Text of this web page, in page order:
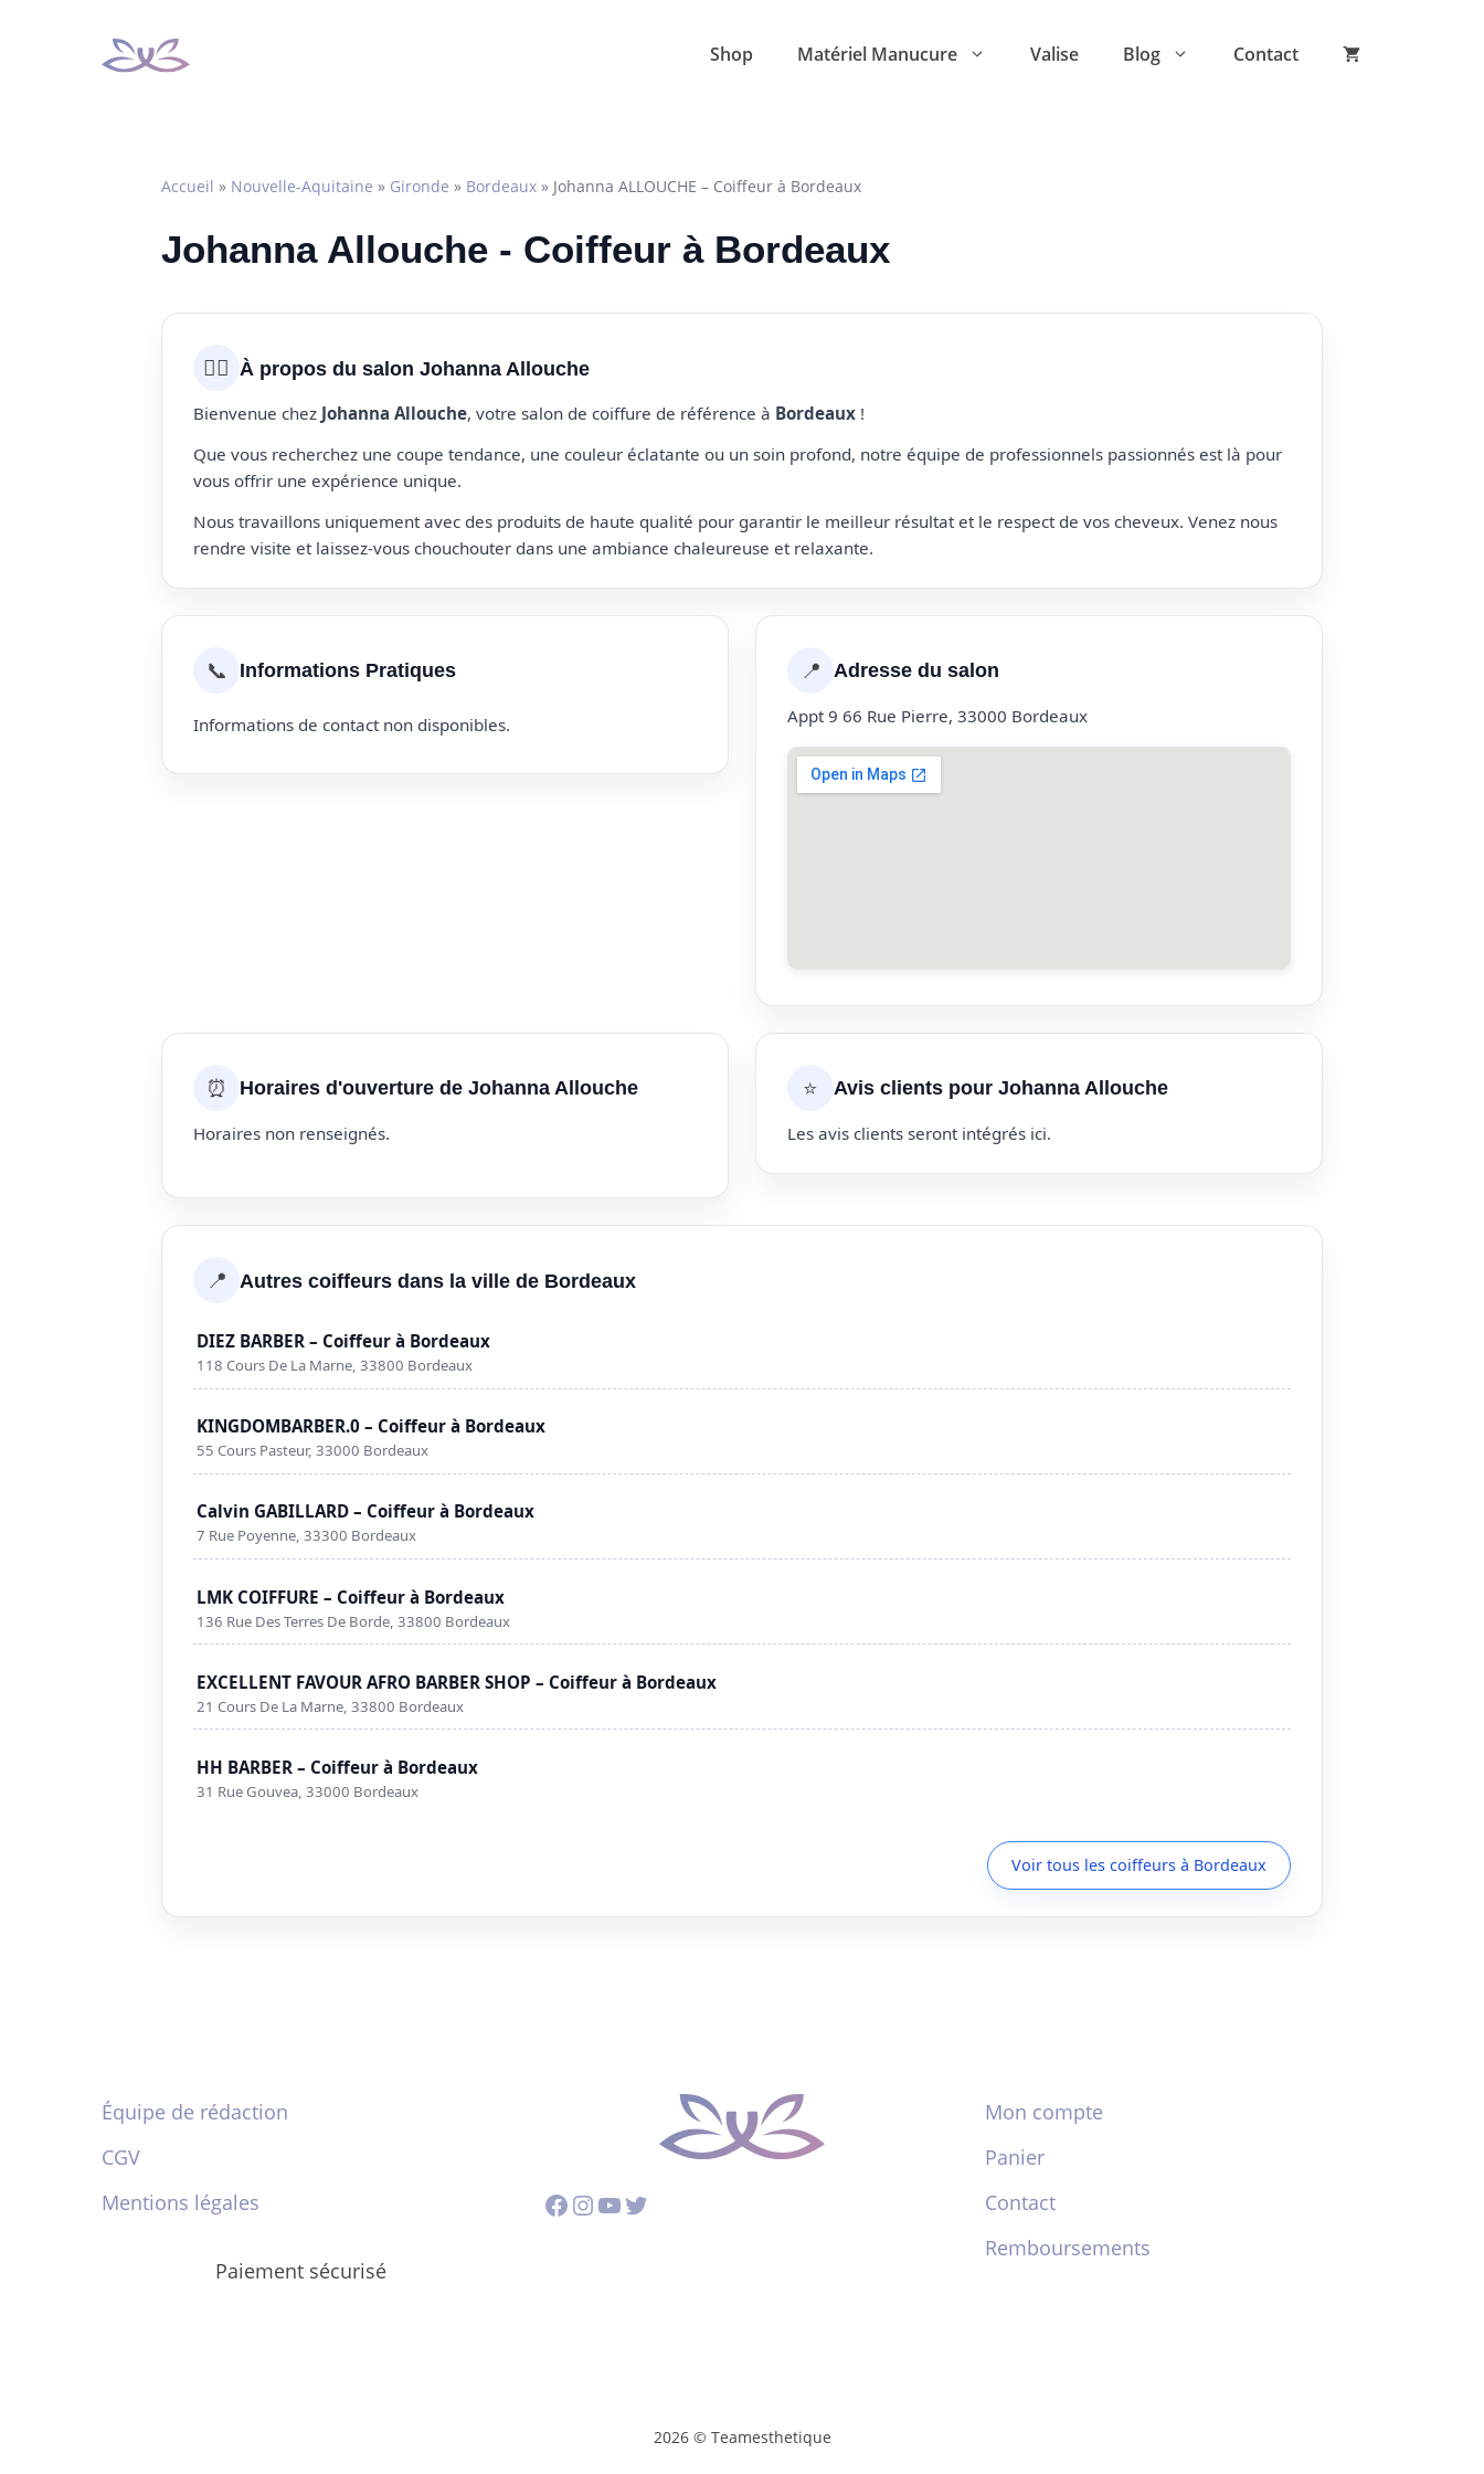
Shop Matériel Manucure Valise Blog Contact
Accueil » Nouvelle-Aquitaine » Gironde » Bordeaux » Johanna ALLOUCHE – Coiffeur à Bordeaux
Johanna Allouche - Coiffeur à Bordeaux
💇‍♀️ À propos du salon Johanna Allouche
Bienvenue chez Johanna Allouche, votre salon de coiffure de référence à Bordeaux !
Que vous recherchez une coupe tendance, une couleur éclatante ou un soin profond, notre équipe de professionnels passionnés est là pour
vous offrir une expérience unique.
Nous travaillons uniquement avec des produits de haute qualité pour garantir le meilleur résultat et le respect de vos cheveux. Venez nous
rendre visite et laissez-vous chouchouter dans une ambiance chaleureuse et relaxante.
📞 Informations Pratiques
Informations de contact non disponibles.
📍 Adresse du salon
Appt 9 66 Rue Pierre, 33000 Bordeaux
⏰ Horaires d'ouverture de Johanna Allouche
Horaires non renseignés.
⭐ Avis clients pour Johanna Allouche
Les avis clients seront intégrés ici.
📍 Autres coiffeurs dans la ville de Bordeaux
DIEZ BARBER – Coiffeur à Bordeaux
118 Cours De La Marne, 33800 Bordeaux
KINGDOMBARBER.0 – Coiffeur à Bordeaux
55 Cours Pasteur, 33000 Bordeaux
Calvin GABILLARD – Coiffeur à Bordeaux
7 Rue Poyenne, 33300 Bordeaux
LMK COIFFURE – Coiffeur à Bordeaux
136 Rue Des Terres De Borde, 33800 Bordeaux
EXCELLENT FAVOUR AFRO BARBER SHOP – Coiffeur à Bordeaux
21 Cours De La Marne, 33800 Bordeaux
HH BARBER – Coiffeur à Bordeaux
31 Rue Gouvea, 33000 Bordeaux
Voir tous les coiffeurs à Bordeaux
Équipe de rédaction
CGV
Mentions légales
Paiement sécurisé
Facebook
Instagram
YouTube
Twitter
Mon compte
Panier
Contact
Remboursements
2026 © Teamesthetique